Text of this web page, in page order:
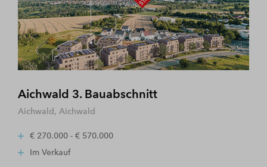
Aichwald 3. Bauabschnitt
Aichwald, Aichwald
€ 270.000 - € 570.000
Im Verkauf